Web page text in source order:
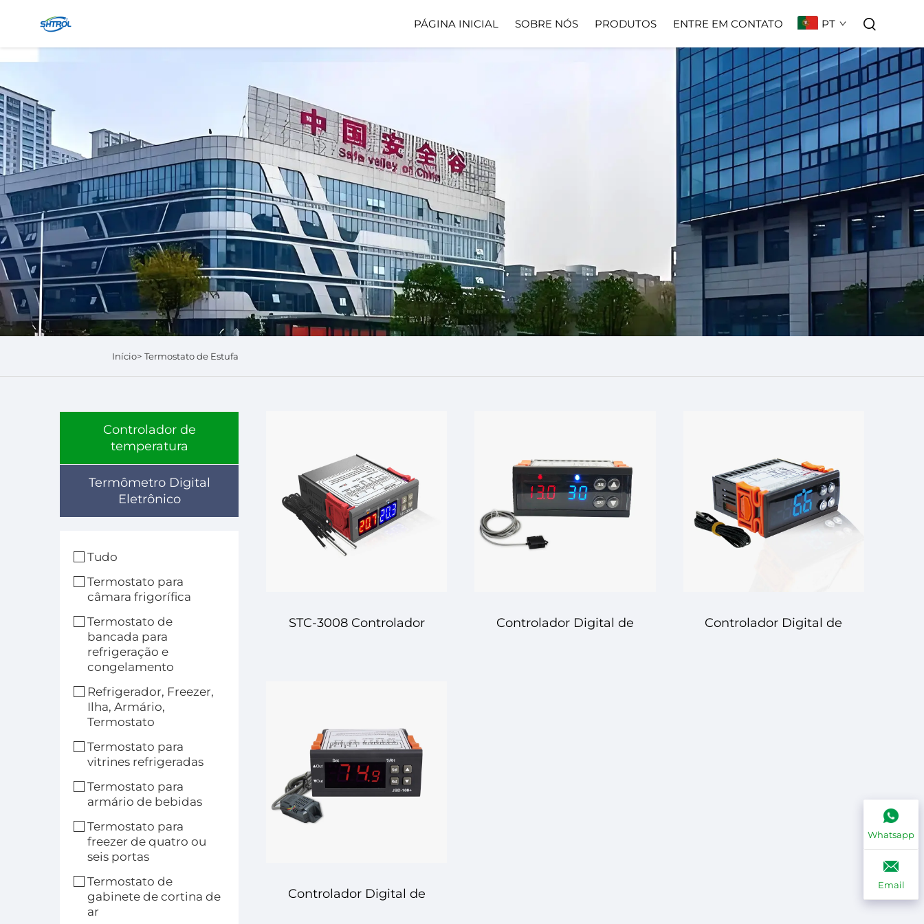
PÁGINA INICIAL SOBRE NÓS PRODUTOS ENTRE EM CONTATO PT
Início> Termostato de Estufa
Controlador de
temperatura
Termômetro Digital
Eletrônico
Tudo
Termostato para
câmara frigorífica
Termostato de
bancada para
refrigeração e
congelamento
Refrigerador, Freezer,
Ilha, Armário,
Termostato
Termostato para
vitrines refrigeradas
Termostato para
armário de bebidas
Termostato para
freezer de quatro ou
seis portas
Termostato de
gabinete de cortina de
ar
STC-3008 Controlador
Preciso para Seu
Ambiente
Controlador Digital de Controlador Digital de
Controlador Digital de
Whatsapp
Email